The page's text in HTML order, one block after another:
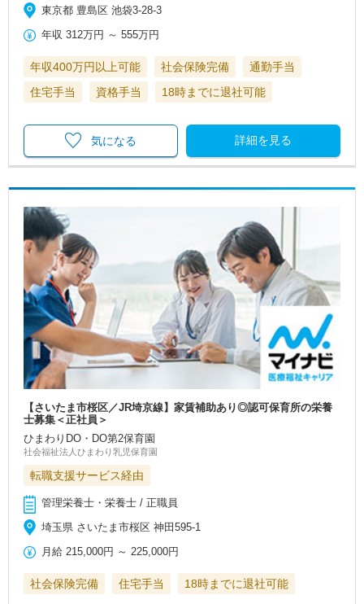
東京都 豊島区 池袋3-28-3
年収 312万円 ～555万円
年収400万円以上可能 社会保険完備
通勤手当
住宅手当
資格手当 18時までに退社可能
詳細を見る
気になる
【さいたま市桜区／JR埼京線】家賃補助あり◎認可保育所の栄養
士募集＜正社員＞
ひまわりDO・DO第2保育園
社会福祉法人ひまわり乳児保育園
転職支援サービス経由
管理栄養士・栄養士 / 正職員
埼玉県 さいたま市桜区 神田595-1
月給 215,000円 ～ 225,000円
社会保険完備 住宅手当 18時までに退社可能